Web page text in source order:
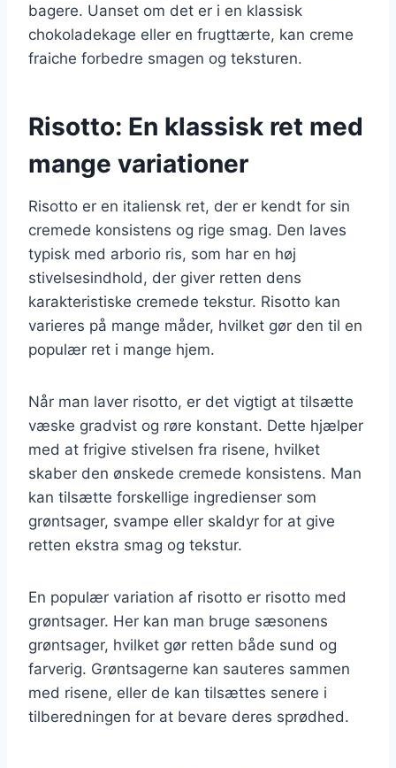
bagere. Uanset om det er i en klassisk
chokoladekage eller en frugttærte, kan creme
fraiche forbedre smagen og teksturen.
Risotto: En klassisk ret med
mange variationer
Risotto er en italiensk ret, der er kendt for sin
cremede konsistens og rige smag. Den laves
typisk med arborio ris, som har en høj
stivelsesindhold, der giver retten dens
karakteristiske cremede tekstur. Risotto kan
varieres på mange måder, hvilket gør den til en
populær ret i mange hjem.
Når man laver risotto, er det vigtigt at tilsætte
væske gradvist og røre konstant. Dette hjælper
med at frigive stivelsen fra risene, hvilket
skaber den ønskede cremede konsistens. Man
kan tilsætte forskellige ingredienser som
grøntsager, svampe eller skaldyr for at give
retten ekstra smag og tekstur.
En populær variation af risotto er risotto med
grøntsager. Her kan man bruge sæsonens
grøntsager, hvilket gør retten både sund og
farverig. Grøntsagerne kan sauteres sammen
med risene, eller de kan tilsættes senere i
tilberedningen for at bevare deres sprødhed.